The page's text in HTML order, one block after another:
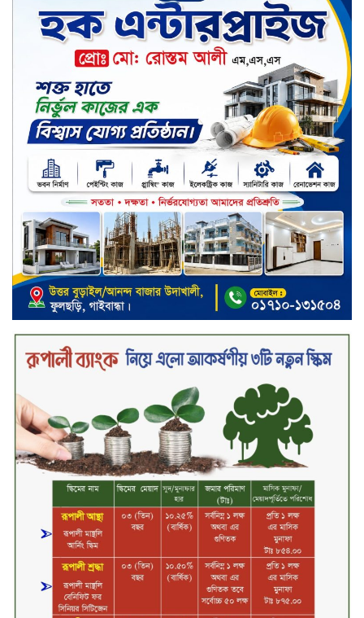
সপ্তাহের শেষ কার্যদিবসে লেনদেনের
তালিকায় শীর্ষে উঠে এসেছে শার্প
ইন্ডাস্ট্রিজ
সপ্তাহের শেষ কার্যদিবসে দরপতনের
শীর্ষে সেনা ইন্স্যুরেন্স
সপ্তাহের শেষ কার্যদিবসে দরবৃদ্ধির শীর্ষে
নিটল ইন্স্যুরেন্স
সিলেটের ওসমানীনগরে দুই বাসের
মুখোমুখি সংঘর্ষে ৮ জন নিহত
২০২৯ সালের মধ্যে বাংলাদেশের
সবচেয়ে বিশ্বস্ত, টেকসই ও ক্যাশলেস
ব্যাংক হওয়ার লক্ষ্য নিয়ে ‘ভিশন ২০২৯’
উন্মোচন করল কমিউনিটি ব্যাংক
শিক্ষার্থীদের জন্য দারাজে এক্সক্লুসিভ
ডিসকাউন্ট নিয়ে আসছে রিয়েলমি
সি১০০এক্স
পরিবারের কাছে কিশোরের কান্নাজড়িত
কণ্ঠ শোনিয়ে ১২ লাখ টাকা মুক্তিপণ
দাবি, টাকা না পেয়ে শ্বাসরোধে হত্যা—
আলোচিত রাফিজ হত্যা মামলার অন্যতম
আসামি গাজীপুর থেকে গ্রেফতার
নড়াইলে বিএনপির ৬ নেতার
বহিষ্কারাদেশ প্রত্যাহার